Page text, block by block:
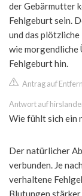
der Gebärmutter
Fehlgeburt sein.
und das
wie morgendliche
Fehlgeburt hin.
Antrag auf
Antwort auf
Wie fühlt sich ein
Der natürlicher
verbunden. Je
verhaltene
Blutungen stärker